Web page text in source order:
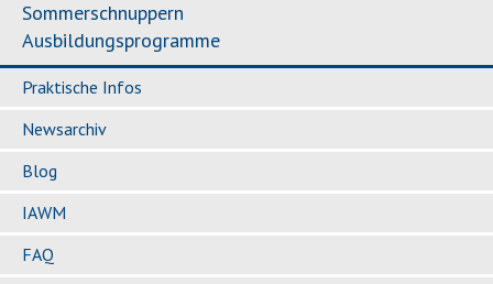
Sommerschnuppern
Ausbildungsprogramme
Praktische Infos
Newsarchiv
Blog
IAWM
FAQ